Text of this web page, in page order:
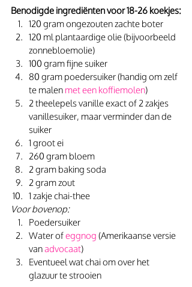
Benodigde ingrediënten voor 18-26 koekjes:
120 gram ongezouten zachte boter
120 ml plantaardige olie (bijvoorbeeld
zonnebloemolie)
100 gram fijne suiker
80 gram poedersuiker (handig om zelf
te malen met een koffiemolen)
2 theelepels vanille exact of 2 zakjes
vanillesuiker, maar verminder dan de
suiker
1 groot ei
260 gram bloem
2 gram baking soda
2 gram zout
1 zakje chai-thee
Voor bovenop:
Poedersuiker
Water of eggnog (Amerikaanse versie
van advocaat)
Eventueel wat chai om over het
glazuur te strooien